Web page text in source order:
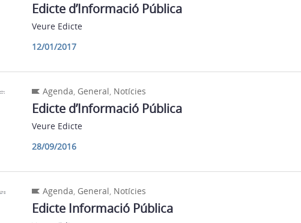
Edicte d’Informació Pública
Veure Edicte
12/01/2017
Agenda, General, Notícies
Edicte d’Informació Pública
Veure Edicte
28/09/2016
Agenda, General, Notícies
Edicte Informació Pública